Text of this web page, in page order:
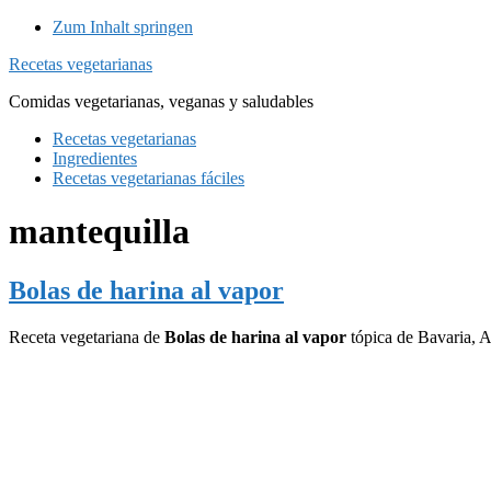
Zum Inhalt springen
Recetas vegetarianas
Comidas vegetarianas, veganas y saludables
Recetas vegetarianas
Ingredientes
Recetas vegetarianas fáciles
mantequilla
Bolas de harina al vapor
Receta vegetariana de Bolas de harina al vapor tópica de Bavaria,